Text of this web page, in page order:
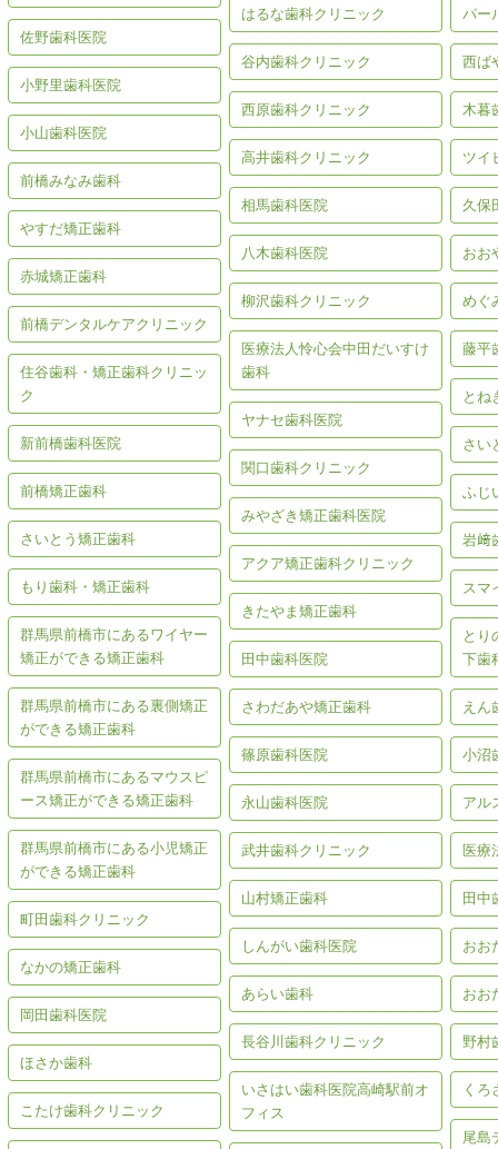
佐野歯科医院
小野里歯科医院
小山歯科医院
前橋みなみ歯科
やすだ矯正歯科
赤城矯正歯科
前橋デンタルケアクリニック
住谷歯科・矯正歯科クリニッ
ク
新前橋歯科医院
前橋矯正歯科
さいとう矯正歯科
もり歯科・矯正歯科
群馬県前橋市にあるワイヤー
矯正ができる矯正歯科
群馬県前橋市にある裏側矯正
ができる矯正歯科
群馬県前橋市にあるマウスピ
ース矯正ができる矯正歯科
群馬県前橋市にある小児矯正
ができる矯正歯科
町田歯科クリニック
なかの矯正歯科
岡田歯科医院
ほさか歯科
こたけ歯科クリニック
はるな歯科クリニック
谷内歯科クリニック
西原歯科クリニック
高井歯科クリニック
相馬歯科医院
八木歯科医院
柳沢歯科クリニック
医療法人怜心会中田だいすけ
歯科
ヤナセ歯科医院
関口歯科クリニック
みやざき矯正歯科医院
アクア矯正歯科クリニック
きたやま矯正歯科
田中歯科医院
さわだあや矯正歯科
篠原歯科医院
永山歯科医院
武井歯科クリニック
山村矯正歯科
しんがい歯科医院
あらい歯科
長谷川歯科クリニック
いさはい歯科医院高崎駅前オ
フィス
パー
西ば
木暮
ツイ
久保
おお
めぐ
藤平
とね
さい
ふじ
岩﨑
スマ
とり
下歯
えん
小沼
アル
医療
田中
おお
おお
野村
くろ
尾島